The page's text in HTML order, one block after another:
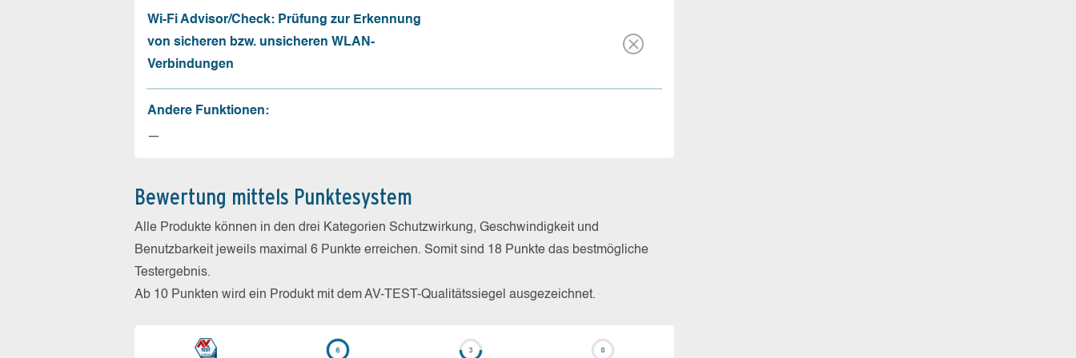
Wi-Fi Advisor/Check: Prüfung zur Erkennung
von sicheren bzw. unsicheren WLAN-
Verbindungen
Andere Funktionen:
—
Bewertung mittels Punktesystem
Alle Produkte können in den drei Kategorien Schutzwirkung, Geschwindigkeit und
Benutzbarkeit jeweils maximal 6 Punkte erreichen. Somit sind 18 Punkte das bestmögliche
Testergebnis.
Ab 10 Punkten wird ein Produkt mit dem AV-TEST-Qualitätssiegel ausgezeichnet.